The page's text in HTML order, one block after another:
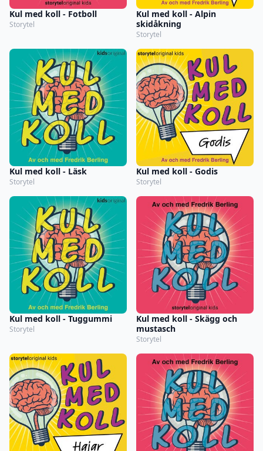
Kul med koll - Fotboll
Storytel
Kul med koll - Alpin
skidåkning
Storytel
Kul med koll - Läsk
Storytel
Kul med koll - Godis
Storytel
Kul med koll - Tuggummi
Storytel
Kul med koll - Skägg och
mustasch
Storytel